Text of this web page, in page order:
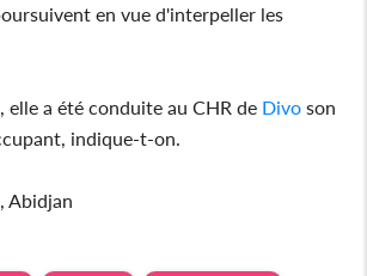
en vue d'interpeller les
elle a été conduite au CHR de Divo son
indique-t-on.
Abidjan